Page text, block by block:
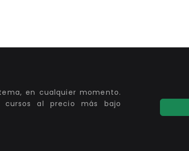
en cualquier momento.
cursos al precio más bajo